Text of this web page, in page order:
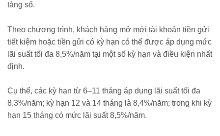
tảng số.
Theo chương trình, khách hàng mở mới tài khoản tiền gửi
tiết kiệm hoặc tiền gửi có kỳ hạn có thể được áp dụng mức
lãi suất tối đa 8,5%/năm tại một số kỳ hạn và điều kiện nhất
định.
Cụ thể, các kỳ hạn từ 6–11 tháng áp dụng lãi suất tối đa
8,3%/năm; kỳ hạn 12 và 14 tháng là 8,4%/năm; trong khi kỳ
hạn 15 tháng có mức lãi suất 8,5%/năm.